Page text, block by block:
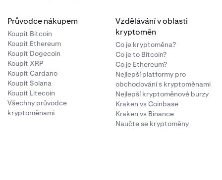
Průvodce nákupem
Koupit Bitcoin
Koupit Ethereum
Koupit Dogecoin
Koupit XRP
Koupit Cardano
Koupit Solana
Koupit Litecoin
Všechny průvodce
kryptoměnami
Vzdělávání v oblasti
kryptoměn
Co je kryptoměna?
Co je to Bitcoin?
Co je Ethereum?
Nejlepší platformy pro
obchodování s kryptoměnami
Nejlepší kryptoměnové burzy
Kraken vs Coinbase
Kraken vs Binance
Naučte se kryptoměny